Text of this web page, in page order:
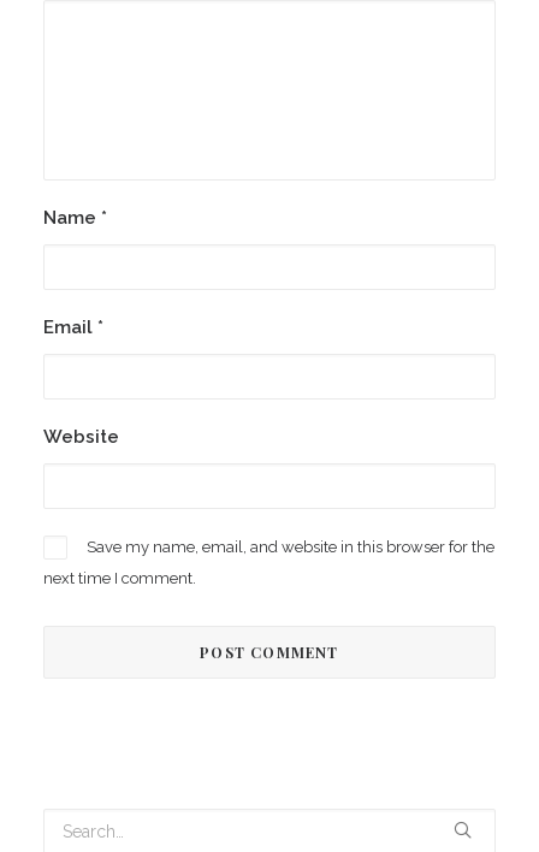
Name *
Email *
Website
Save my name, email, and website in this browser for the
next time I comment.